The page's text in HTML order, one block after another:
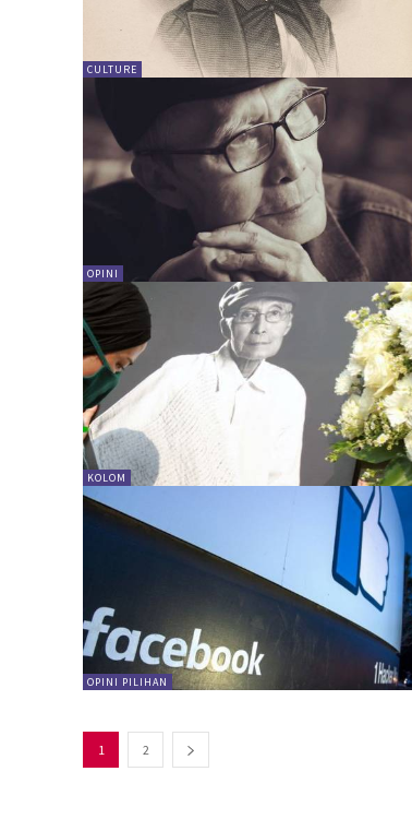
CULTURE
OPINI
KOLOM
OPINI PILIHAN
1 2